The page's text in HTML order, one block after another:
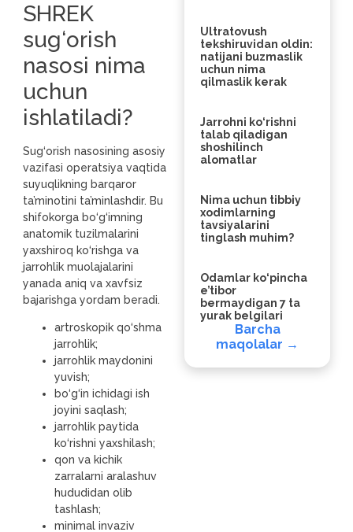
SHREK
sug‘orish
nasosi nima
uchun
ishlatiladi?
Sug‘orish nasosining asosiy
vazifasi operatsiya vaqtida
suyuqlikning barqaror
ta’minotini ta’minlashdir. Bu
shifokorga bo‘g‘imning
anatomik tuzilmalarini
yaxshiroq ko‘rishga va
jarrohlik muolajalarini
yanada aniq va xavfsiz
bajarishga yordam beradi.
artroskopik qo‘shma
jarrohlik;
jarrohlik maydonini
yuvish;
bo‘g‘in ichidagi ish
joyini saqlash;
jarrohlik paytida
ko‘rishni yaxshilash;
qon va kichik
zarralarni aralashuv
hududidan olib
tashlash;
minimal invaziv
Ultratovush
tekshiruvidan oldin:
natijani buzmaslik
uchun nima
qilmaslik kerak
Jarrohni ko‘rishni
talab qiladigan
shoshilinch
alomatlar
Nima uchun tibbiy
xodimlarning
tavsiyalarini
tinglash muhim?
Odamlar ko‘pincha
e’tibor
bermaydigan 7 ta
yurak belgilari
Barcha
maqolalar →